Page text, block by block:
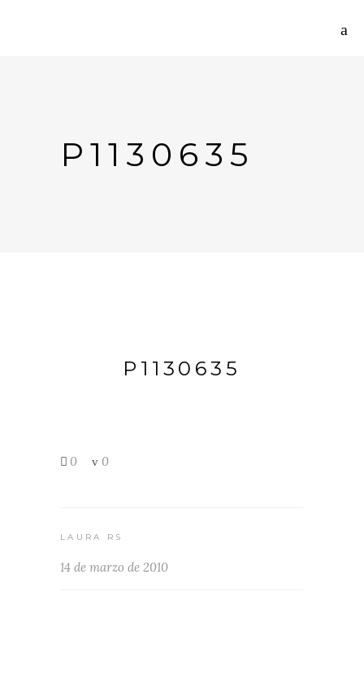
P1130635
P1130635
0 0
LAURA RS
14 de marzo de 2010